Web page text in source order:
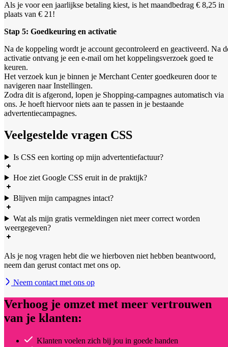
Als je voor een jaarlijkse betaling kiest, is het maandbedrag € 8,25 in
plaats van € 21!
Stap 5: Goedkeuring en activatie
Na de koppeling wordt je account gecontroleerd en geactiveerd. Na
activatie ontvang je een e-mail om het koppelingsverzoek goed te
keuren.
Het verzoek kun je binnen je Merchant Center goedkeuren door te
navigeren naar Instellingen.
Zodra dit is afgerond, lopen je Shopping-campagnes automatisch via
ons. Je hoeft hiervoor niets aan te passen in je bestaande
advertentiecampagnes.
Veelgestelde vragen CSS
Is CSS een korting op mijn advertentiefactuur?
Hoe ziet Google CSS eruit in de praktijk?
Blijven mijn campagnes intact?
Wat als mijn gratis vermeldingen niet meer correct worden
weergegeven?
Als je nog vragen hebt die we hierboven niet hebben beantwoord,
neem dan gerust contact met ons op.
Neem contact met ons op
Verhoog je omzet met meer vertrouwen
van je klanten:
Klanten voelen zich bij jou in goede handen